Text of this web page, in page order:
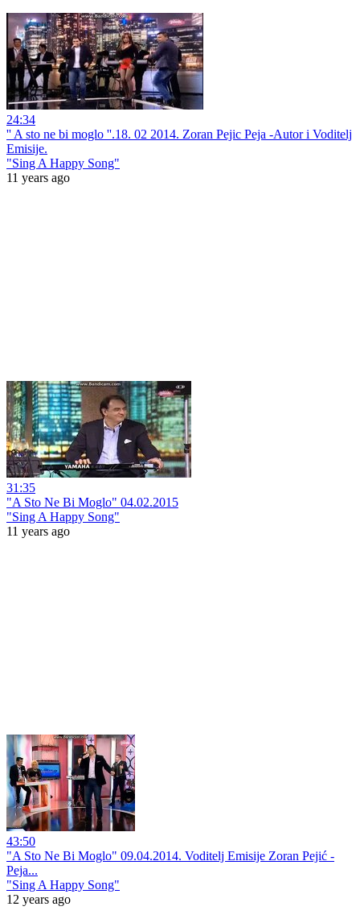
24:34
'' A sto ne bi moglo ''.18. 02 2014. Zoran Pejic Peja -Autor i Voditelj
Emisije.
"Sing A Happy Song"
11 years ago
31:35
"A Sto Ne Bi Moglo" 04.02.2015
"Sing A Happy Song"
11 years ago
43:50
"A Sto Ne Bi Moglo" 09.04.2014. Voditelj Emisije Zoran Pejić -
Peja...
"Sing A Happy Song"
12 years ago